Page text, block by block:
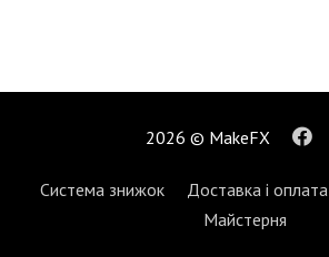
2026 © MakeFX
Система знижок Доставка і оплата
Майстерня